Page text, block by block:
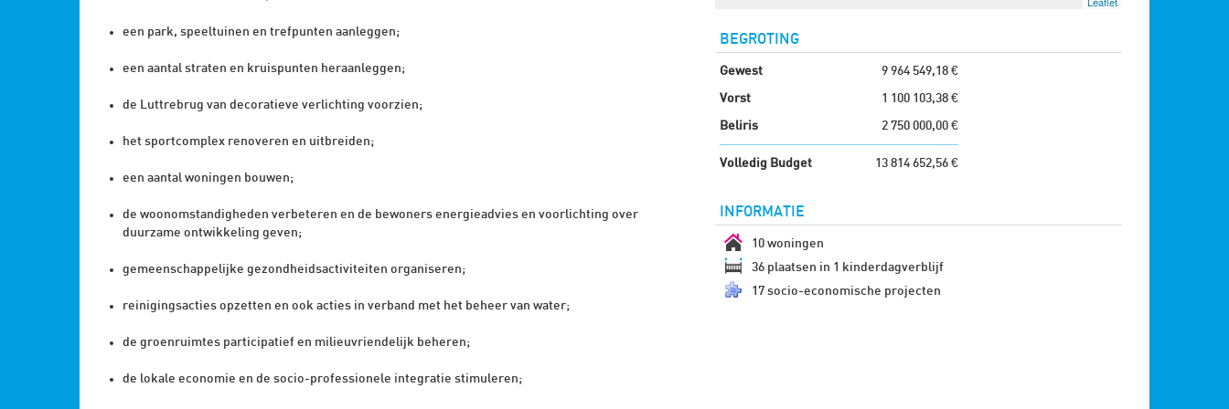
een park, speeltuinen en trefpunten aanleggen;
een aantal straten en kruispunten heraanleggen;
de Luttrebrug van decoratieve verlichting voorzien;
het sportcomplex renoveren en uitbreiden;
een aantal woningen bouwen;
de woonomstandigheden verbeteren en de bewoners energieadvies en voorlichting over
duurzame ontwikkeling geven;
gemeenschappelijke gezondheidsactiviteiten organiseren;
reinigingsacties opzetten en ook acties in verband met het beheer van water;
de groenruimtes participatief en milieuvriendelijk beheren;
de lokale economie en de socio-professionele integratie stimuleren;
BEGROTING
Gewest 9 964 549,18 €
Vorst 1 100 103,38 €
Beliris 2 750 000,00 €
Volledig Budget 13 814 652,56 €
INFORMATIE
10 woningen
36 plaatsen in 1 kinderdagverblijf
17 socio-economische projecten